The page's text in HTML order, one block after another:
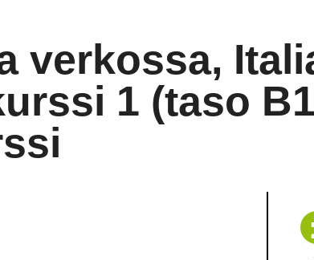
verkossa,
1 (taso